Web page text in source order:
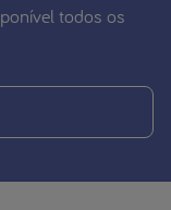
todos os